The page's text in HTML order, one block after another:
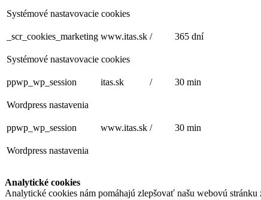
Systémové nastavovacie cookies
_scr_cookies_marketing www.itas.sk / 365 dní
Systémové nastavovacie cookies
ppwp_wp_session itas.sk / 30 min
Wordpress nastavenia
ppwp_wp_session www.itas.sk / 30 min
Wordpress nastavenia
Analytické cookies
Analytické cookies nám pomáhajú zlepšovať našu webovú